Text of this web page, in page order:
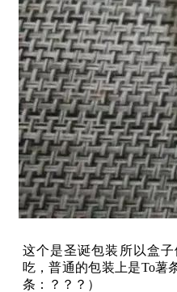
这个是圣诞包装所以盒
吃，普通的包装上是To薯
条：？？？）